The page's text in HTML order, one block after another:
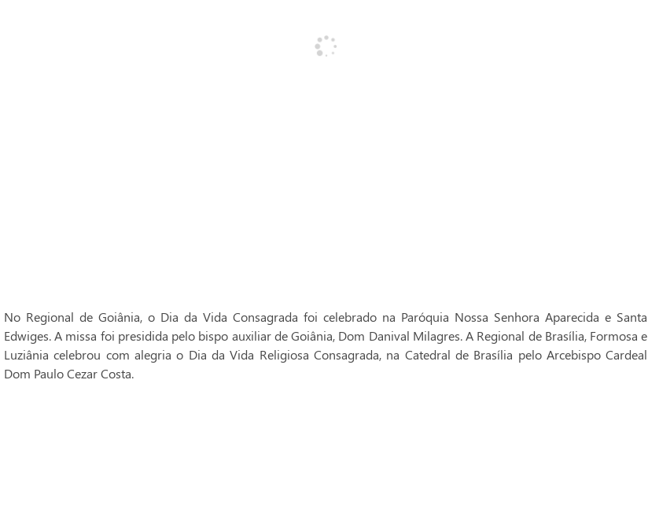
No Regional de Goiânia, o Dia da Vida Consagrada foi celebrado na Paróquia Nossa Senhora Aparecida e Santa
Edwiges. A missa foi presidida pelo bispo auxiliar de Goiânia, Dom Danival Milagres. A Regional de Brasília, Formosa e
Luziânia celebrou com alegria o Dia da Vida Religiosa Consagrada, na Catedral de Brasília pelo Arcebispo Cardeal
Dom Paulo Cezar Costa.